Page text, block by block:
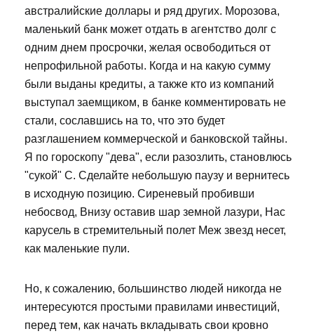
австралийские доллары и ряд других. Морозова,
маленький банк может отдать в агентство долг с
одним днем просрочки, желая освободиться от
непрофильной работы. Когда и на какую сумму
были выданы кредиты, а также кто из компаний
выступал заемщиком, в банке комментировать не
стали, сославшись на то, что это будет
разглашением коммерческой и банковской тайны.
Я по гороскопу "дева", если разозлить, становлюсь
"сукой" С. Сделайте небольшую паузу и вернитесь
в исходную позицию. Сиреневый пробивши
небосвод, Внизу оставив шар земной лазури, Нас
карусель в стремительный полет Меж звезд несет,
как маленькие пули.
Но, к сожалению, большинство людей никогда не
интересуются простыми правилами инвестиций,
перед тем, как начать вкладывать свои кровно